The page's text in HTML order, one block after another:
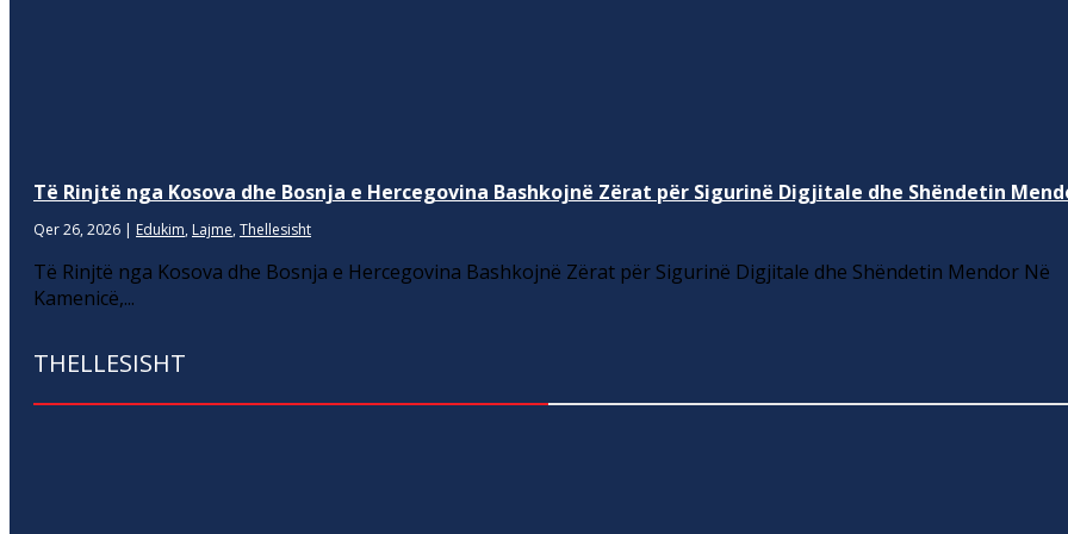
Të Rinjtë nga Kosova dhe Bosnja e Hercegovina Bashkojnë Zërat për Sigurinë Digjitale dhe Shëndetin
Qer 26, 2026 | Edukim, Lajme, Thellesisht
Të Rinjtë nga Kosova dhe Bosnja e Hercegovina Bashkojnë Zërat për Sigurinë Digjitale dhe Shëndetin Mendor Në
Kamenicë,...
THELLESISHT